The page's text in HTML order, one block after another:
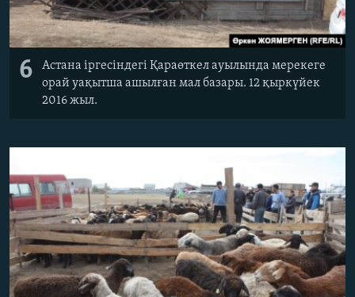
6
Астана іргесіндегі Қараөткел ауылында мерекеге
орай уақытша ашылған мал базары. 12 қыркүйек
2016 жыл.